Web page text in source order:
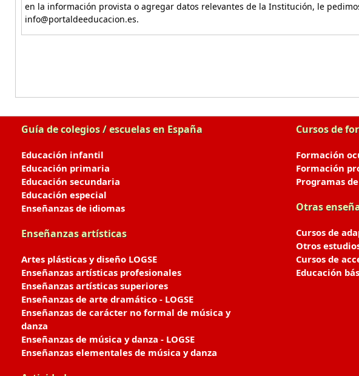
en la información provista o agregar datos relevantes de la Institución, le
info@portaldeeducacion.es.
Guía de colegios / escuelas en España
Educación infantil
Educación primaria
Educación secundaria
Educación especial
Enseñanzas de idiomas
Enseñanzas artísticas
Artes plásticas y diseño LOGSE
Enseñanzas artísticas profesionales
Enseñanzas artísticas superiores
Enseñanzas de arte dramático - LOGSE
Enseñanzas de carácter no formal de música y
danza
Enseñanzas de música y danza - LOGSE
Enseñanzas elementales de música y danza
Cursos de
Formación
Formación
Programas
Otras
Cursos de
Otros
Cursos de
Educación